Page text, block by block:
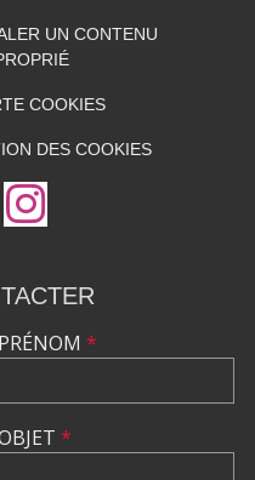
UN CONTENU
COOKIES
DES COOKIES
PRÉNOM *
*